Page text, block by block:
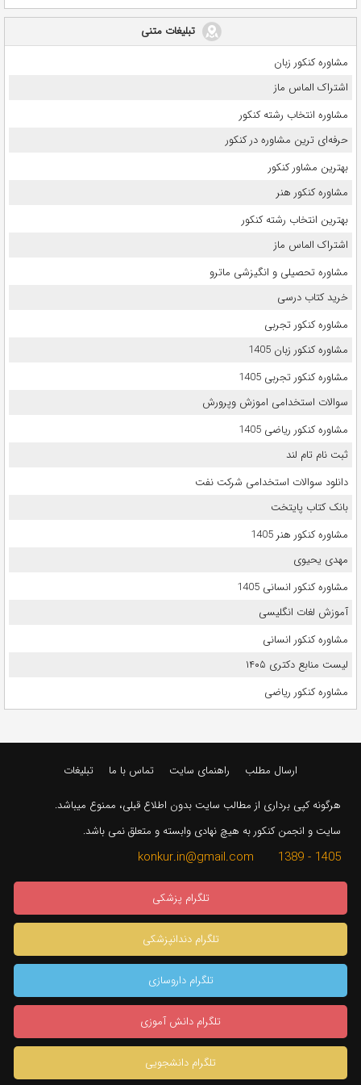
تبلیغات متنی
مشاوره کنکور زبان
اشتراک الماس ماز
مشاوره انتخاب رشته کنکور
حرفه‌ای ترین مشاوره در کنکور
بهترین مشاور کنکور
مشاوره کنکور هنر
بهترین انتخاب رشته کنکور
اشتراک الماس ماز
مشاوره تحصیلی و انگیزشی ماترو
خرید کتاب درسی
مشاوره کنکور تجربی
مشاوره کنکور زبان 1405
مشاوره کنکور تجربی 1405
سوالات استخدامی اموزش وپرورش
مشاوره کنکور ریاضی 1405
ثبت نام تام لند
دانلود سوالات استخدامی شرکت نفت
بانک کتاب پایتخت
مشاوره کنکور هنر 1405
مهدی یحیوی
مشاوره کنکور انسانی 1405
آموزش لغات انگلیسی
مشاوره کنکور انسانی
لیست منابع دکتری ۱۴۰۵
مشاوره کنکور ریاضی
ارسال مطلب راهنمای سایت تماس با ما تبلیغات
هرگونه کپی برداری از مطالب سایت بدون اطلاع قبلی، ممنوع میباشد.
سایت و انجمن کنکور به هیچ نهادی وابسته و متعلق نمی باشد.
1405 - 1389 konkur.in@gmail.com
تلگرام پزشکی
تلگرام دندانپزشکی
تلگرام داروسازی
تلگرام دانش آموزی
تلگرام دانشجویی